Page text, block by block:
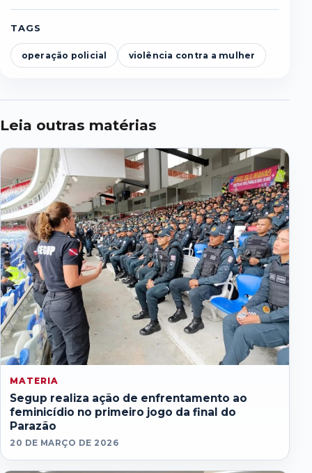
TAGS
operação policial violência contra a mulher
Leia outras matérias
MATERIA
Segup realiza ação de enfrentamento ao
feminicídio no primeiro jogo da final do
Parazão
20 DE MARÇO DE 2026